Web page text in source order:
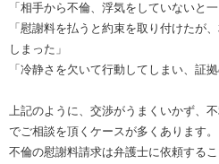
「相手から不倫、浮気をしていないと
「慰謝料を払うと約束を取り付けたが
しまった」
「冷静さを欠いて行動してしまい、証
上記のように、交渉がうまくいかず、
でご相談を頂くケースが多くあります。
不倫の慰謝料請求は弁護士に依頼する